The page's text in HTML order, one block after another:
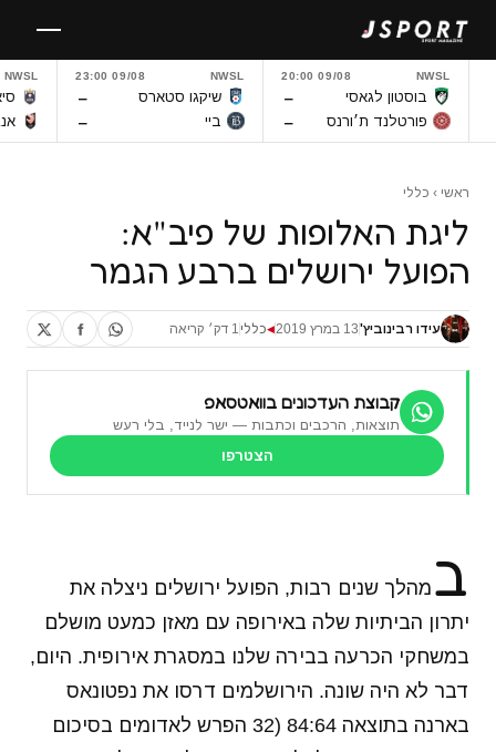
לתוכן
NWSL
09/08 20:00
בוסטון לגאסי –
פורטלנד ת׳ורנס –
NWSL
09/08 23:00
שיקגו סטארס –
ביי –
NWSL
ראשי › כללי
ליגת האלופות של פיב"א:
הפועל ירושלים ברבע הגמר
עידו רבינוביץ'13 במרץ 2019 ◀כללי 1 דק׳ קריאה
קבוצת העדכונים בוואטסאפ
תוצאות, הרכבים וכתבות — ישר לנייד, בלי רעש
הצטרפו
ב מהלך שנים רבות, הפועל ירושלים ניצלה את
יתרון הביתיות שלה באירופה עם מאזן כמעט מושלם
במשחקי הכרעה בבירה שלנו במסגרת אירופית. היום,
דבר לא היה שונה. הירושלמים דרסו את נפטונאס
בארנה בתוצאה 84:64 (32 הפרש לאדומים בסיכום